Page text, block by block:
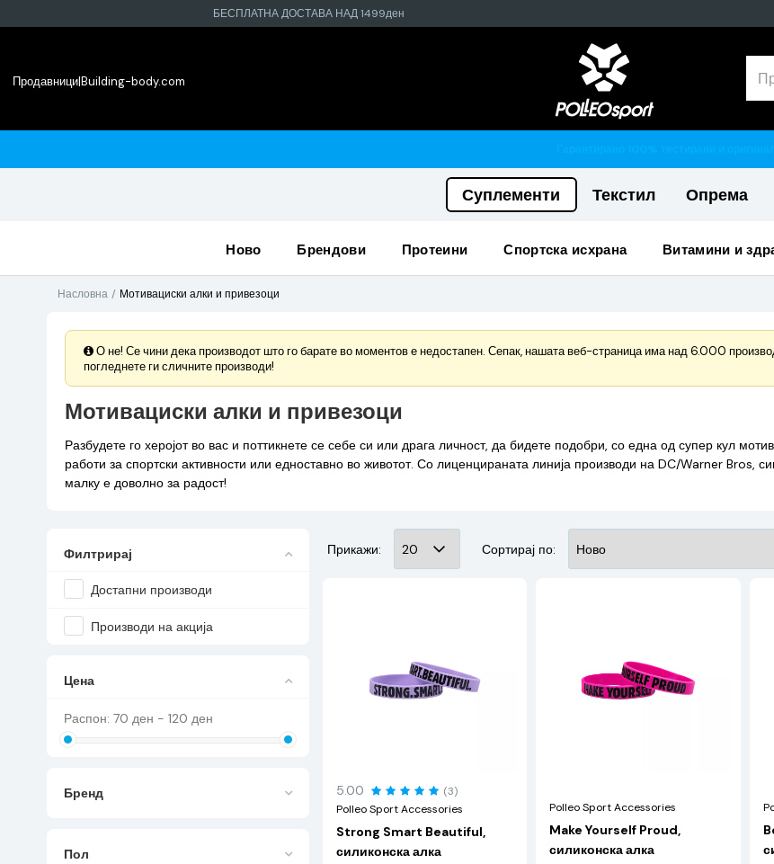
БЕСПЛАТНА ДОСТАВА НАД 1499ден
Продавници|Building-body.com
Суплементи Текстил Опрема
ново брендови протеини спортска исхрана витамини и
Насловна Мотивациски алки и привезоци
О не! Се чини дека производот што го барате во моментов е недостапен. Сепак, нашата веб-страница има над 6.000
погледнете ги сличните производи!
Мотивациски алки и привезоци
Разбудете го херојот во вас и поттикнете се себе си или драга личност, да бидете подобри, со една од супер кул
работи за спортски активности или едноставно во животот. Со лиценцираната линија производи на DC/Warner Bros,
малку е доволно за радост!
Филтрирај
Достапни производи
Производи на акција
Цена
Распон: 70 ден - 120 ден
Бренд
Пол
Прикажи: Сортирај по:
5.00
(3)
Polleo Sport Accessories
Strong Smart Beautiful,
силиконска алка
Polleo Sport Accessories
Make Yourself Proud,
силиконска алка